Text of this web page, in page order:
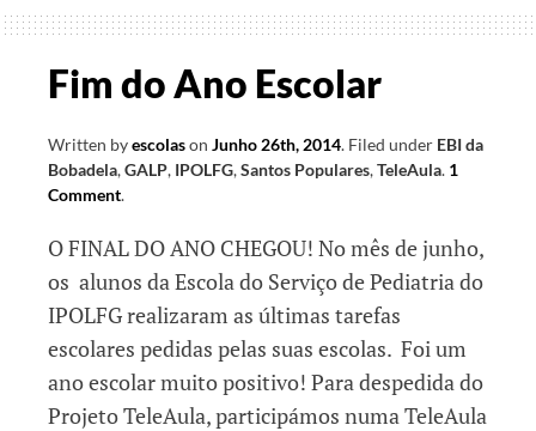
Fim do Ano Escolar
Written byescolason Junho 26th, 2014. Filed under EBI da
Bobadela,GALP, IPOLFG,Santos Populares,TeleAula. 1
Comment.
O FINAL DO ANO CHEGOU! No mês de junho,
os alunos da Escola do Serviço de Pediatria do
IPOLFG realizaram as últimas tarefas
escolares pedidas pelas suas escolas. Foi um
ano escolar muito positivo! Para despedida do
Projeto TeleAula, participámos numa TeleAula